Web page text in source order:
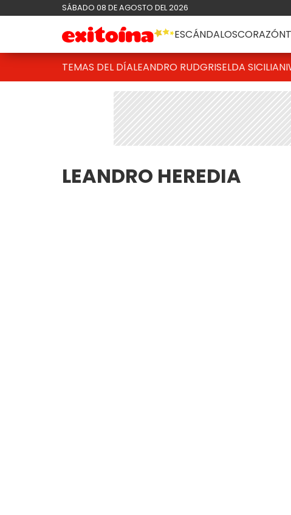
SÁBADO 08 DE AGOSTO DEL 2026
ESCÁNDALOSCORAZÓN
TEMAS DEL DÍALEANDRO RUDGRISELDA SICILIANI
LEANDRO HEREDIA